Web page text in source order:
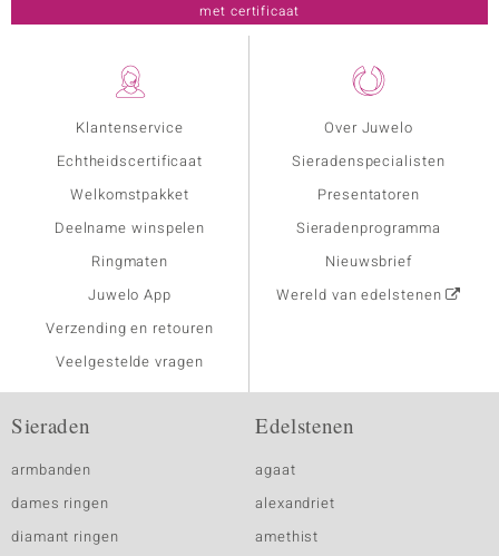
Klantenservice
Echtheidscertificaat
Welkomstpakket
Deelname winspelen
Ringmaten
Juwelo App
Verzending en retouren
Veelgestelde vragen
Over Juwelo
Sieradenspecialisten
Presentatoren
Sieradenprogramma
Nieuwsbrief
Wereld van edelstenen
met certificaat
Sieraden
armbanden
dames ringen
diamant ringen
Edelstenen
agaat
alexandriet
amethist